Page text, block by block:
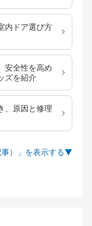
内ドア選び方
安全性を高め
ズを紹介
、原因と修理
）」を